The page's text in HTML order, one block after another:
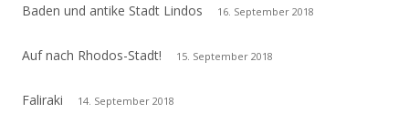
Baden und antike Stadt Lindos 16. September 2018
Auf nach Rhodos-Stadt! 15. September 2018
Faliraki 14. September 2018